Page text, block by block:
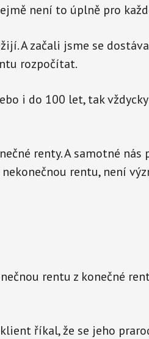
není to úplně pro
A začali jsme se
rozpočítat.
i do 100 let, tak
renty. A samotné nás
rentu, není
rentu z konečné
říkal, že se jeho